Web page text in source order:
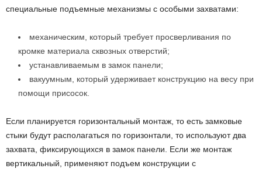
специальные подъемные механизмы с особыми захватами:
механическим, который требует просверливания по
кромке материала сквозных отверстий;
устанавливаемым в замок панели;
вакуумным, который удерживает конструкцию на весу при
помощи присосок.
Если планируется горизонтальный монтаж, то есть замковые
стыки будут располагаться по горизонтали, то используют два
захвата, фиксирующихся в замок панели. Если же монтаж
вертикальный, применяют подъем конструкции с